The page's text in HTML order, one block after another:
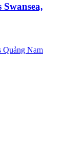
Quảng Nam